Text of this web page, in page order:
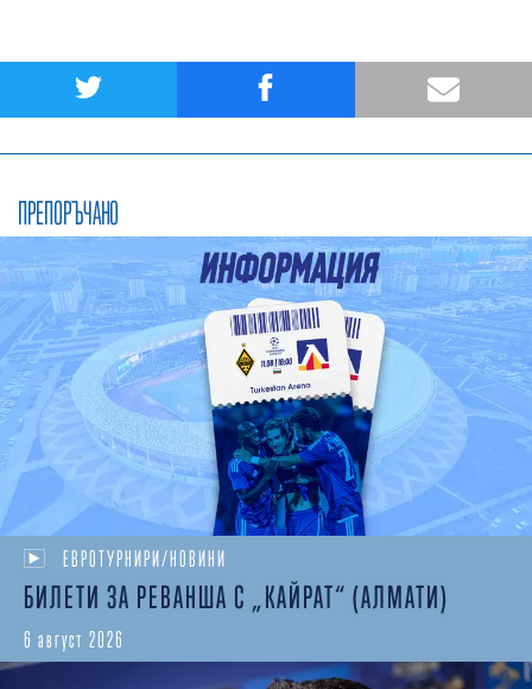
ПРЕПОРЪЧАНО
ЕВРОТУРНИРИ/НОВИНИ
БИЛЕТИ ЗА РЕВАНША С „КАЙРАТ“ (АЛМАТИ)
6 август 2026